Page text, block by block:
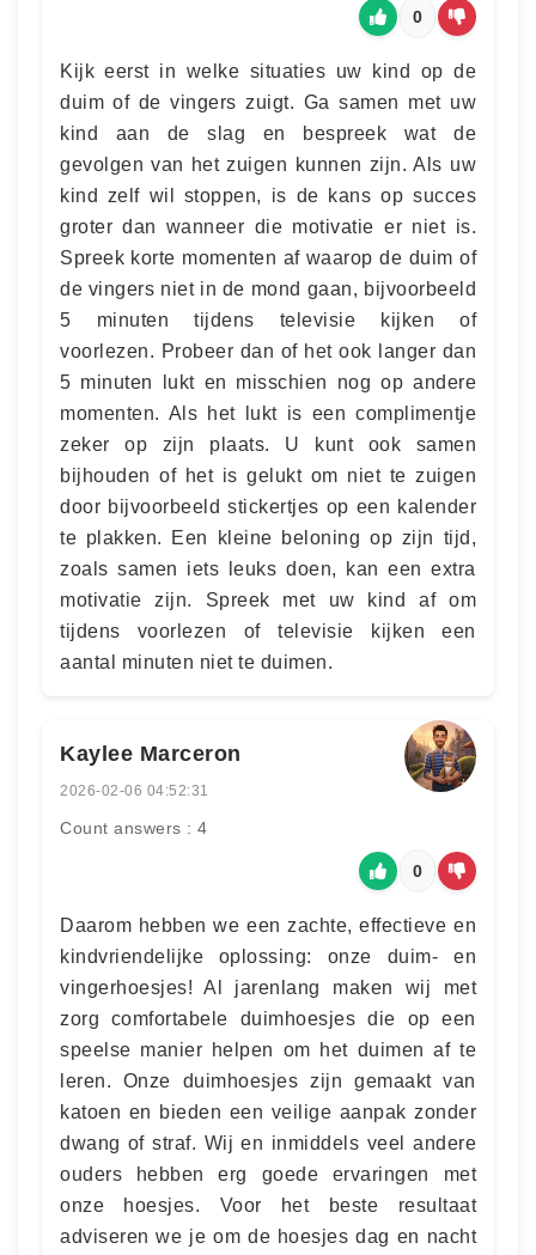
0
Kijk eerst in welke situaties uw kind op de
duim of de vingers zuigt. Ga samen met uw
kind aan de slag en bespreek wat de
gevolgen van het zuigen kunnen zijn. Als uw
kind zelf wil stoppen, is de kans op succes
groter dan wanneer die motivatie er niet is.
Spreek korte momenten af waarop de duim of
de vingers niet in de mond gaan, bijvoorbeeld
5 minuten tijdens televisie kijken of
voorlezen. Probeer dan of het ook langer dan
5 minuten lukt en misschien nog op andere
momenten. Als het lukt is een complimentje
zeker op zijn plaats. U kunt ook samen
bijhouden of het is gelukt om niet te zuigen
door bijvoorbeeld stickertjes op een kalender
te plakken. Een kleine beloning op zijn tijd,
zoals samen iets leuks doen, kan een extra
motivatie zijn. Spreek met uw kind af om
tijdens voorlezen of televisie kijken een
aantal minuten niet te duimen.
Kaylee Marceron
2026-02-06 04:52:31
Count answers : 4
0
Daarom hebben we een zachte, effectieve en
kindvriendelijke oplossing: onze duim- en
vingerhoesjes! Al jarenlang maken wij met
zorg comfortabele duimhoesjes die op een
speelse manier helpen om het duimen af te
leren. Onze duimhoesjes zijn gemaakt van
katoen en bieden een veilige aanpak zonder
dwang of straf. Wij en inmiddels veel andere
ouders hebben erg goede ervaringen met
onze hoesjes. Voor het beste resultaat
adviseren we je om de hoesjes dag en nacht